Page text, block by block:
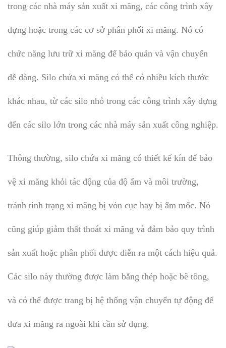
trong các nhà máy sản xuất xi măng, các công trình xây
dựng hoặc trong các cơ sở phân phối xi măng. Nó có
chức năng lưu trữ xi măng để bảo quản và vận chuyển
dễ dàng. Silo chứa xi măng có thể có nhiều kích thước
khác nhau, từ các silo nhỏ trong các công trình xây dựng
đến các silo lớn trong các nhà máy sản xuất công nghiệp.
Thông thường, silo chứa xi măng có thiết kế kín để bảo
vệ xi măng khỏi tác động của độ ẩm và môi trường,
tránh tình trạng xi măng bị vón cục hay bị ẩm mốc. Nó
cũng giúp giảm thất thoát xi măng và đảm bảo quy trình
sản xuất hoặc phân phối được diễn ra một cách hiệu quả.
Các silo này thường được làm bằng thép hoặc bê tông,
và có thể được trang bị hệ thống vận chuyển tự động để
đưa xi măng ra ngoài khi cần sử dụng.